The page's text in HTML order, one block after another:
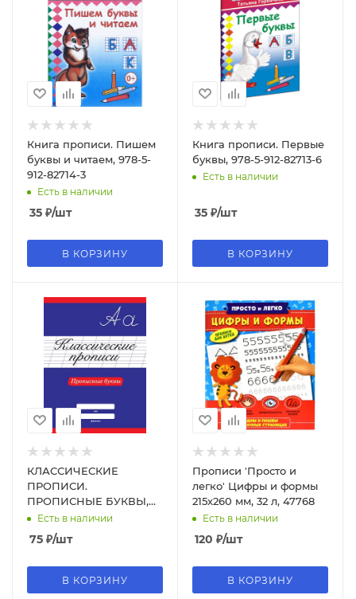
Книга прописи. Пишем
буквы и читаем, 978-5-
912-82714-3
Есть в наличии
35 ₽/шт
В КОРЗИНУ
Книга прописи. Первые
буквы, 978-5-912-82713-6
Есть в наличии
35 ₽/шт
В КОРЗИНУ
КЛАССИЧЕСКИЕ
ПРОПИСИ.
ПРОПИСНЫЕ БУКВЫ,
978-5-378-31881-0
Есть в наличии
75 ₽/шт
В КОРЗИНУ
Прописи 'Просто и
легко' Цифры и формы
215х260 мм, 32 л, 47768
Есть в наличии
120 ₽/шт
В КОРЗИНУ